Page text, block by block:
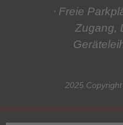
⋅ Freie
Zugang,
2025